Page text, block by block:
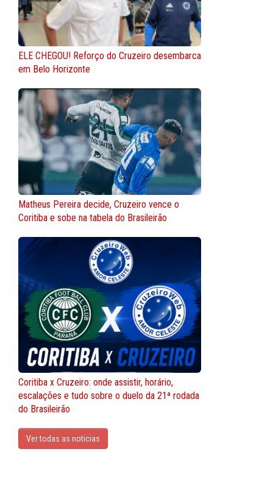
ELE CHEGOU! Reforço do Cruzeiro desembarca
em Belo Horizonte
Matheus Pereira decide, Cruzeiro vence o
Coritiba e sobe na tabela do Brasileirão
Coritiba x Cruzeiro: onde assistir, horário,
escalações e tudo sobre o duelo da 21ª rodada
do Brasileirão
Ver todas as noticias